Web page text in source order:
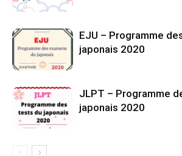
EJU – Programme
japonais 2020
JLPT – Programme
japonais 2020